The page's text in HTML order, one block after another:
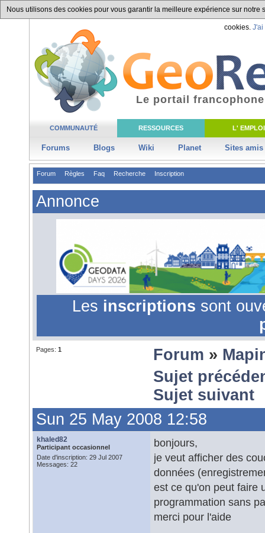
Nous utilisons des cookies pour vous garantir la meilleure expérience sur
cookies. J'ai
COMMUNAUTÉ RESSOURCES L' EMPLOI
Forums Blogs Wiki Planet Sites amis
Le portail
Forum Règles Faq Recherche Inscription
Annonce
Les inscriptions sont
Pages: 1 Forum »
Sujet
Sujet suivant
Sun 25 May 2008 12:58
khaled82
Participant occasionnel
Date d'inscription: 29 Jul 2007
Messages: 22
bonjours,
je veut afficher des
données
est ce qu'on peut faire
programmation sans
merci pour l'aide